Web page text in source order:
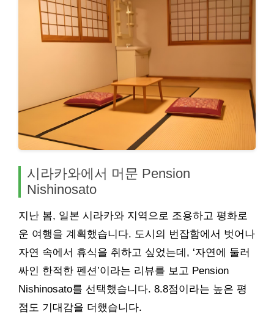
시라카와에서 머문 Pension
Nishinosato
지난 봄, 일본 시라카와 지역으로 조용하고 평화로
운 여행을 계획했습니다. 도시의 번잡함에서 벗어나
자연 속에서 휴식을 취하고 싶었는데, ‘자연에 둘러
싸인 한적한 펜션’이라는 리뷰를 보고 Pension
Nishinosato를 선택했습니다. 8.8점이라는 높은 평
점도 기대감을 더했습니다.